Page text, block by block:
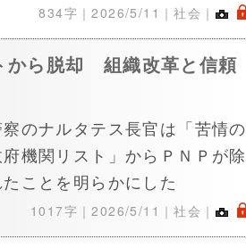
834字｜2026/5/11 ｜社会｜ .
から脱却 組織改革と信頼
のナルタテス長官は「苦情の
機関リスト」からＰＮＰが除
ことを明らかにした
1017字｜2026/5/11 ｜社会｜ .